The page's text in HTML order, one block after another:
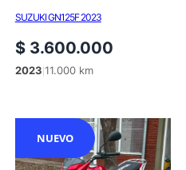
SUZUKI GN125F 2023
$3.600.000
2023 11.000 km
NUEVO